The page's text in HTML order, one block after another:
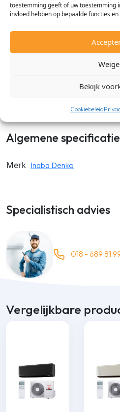
toestemming geeft of uw toestemming
invloed hebben op bepaalde functies
Bekijk
Cookiebeleid
de leidinggoot in elke gewenste
Denko SF flexiblele goten zijn
zijn UV-A bestendig. Verkrijgbaar
Algemene
Merk Inaba Denko
Specialistisch advies
018 - 689 81
Vergelijkbare